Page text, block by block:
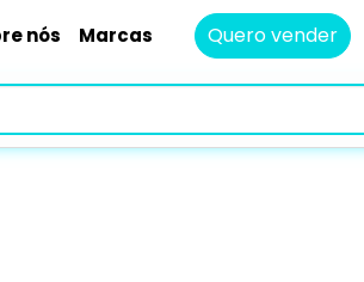
nós Marcas Quero vender